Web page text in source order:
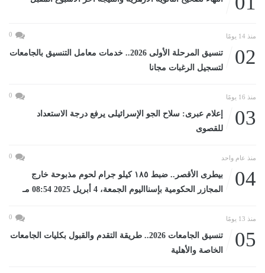
منذ 14 يومًا 0
02
تنسيق المرحلة الأولى 2026.. خدمات معامل التنسيق بالجامعات
لتسجيل الرغبات مجانا
منذ 16 يومًا 0
03
إعلام عبرى: سلاح الجو الإسرائيلى يرفع درجة الاستعداد
للقصوى
منذ عام واحد 0
04
بيطرى الأقصر.. ضبط ١٨٥ كيلو جرام لحوم مذبوحة خارج
المجازر الحكومية بإسنااليوم الجمعة، 4 أبريل 2025 08:54 مـ
منذ 13 يومًا 0
05
تنسيق الجامعات 2026.. طريقة التقدم والقبول بكليات الجامعات
الخاصة والأهلية